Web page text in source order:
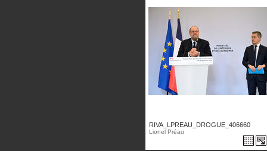
RIVA_LPREAU_DROGUE_406660
Lionel Préau